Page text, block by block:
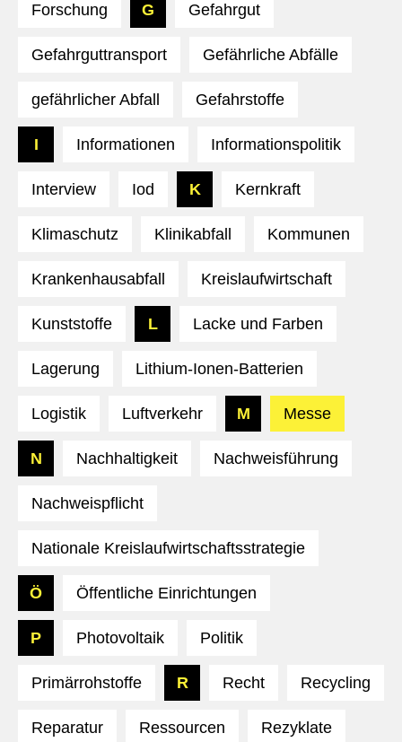
Forschung G Gefahrgut
Gefahrguttransport Gefährliche Abfälle
gefährlicher Abfall Gefahrstoffe
I Informationen Informationspolitik
Interview Iod K Kernkraft
Klimaschutz Klinikabfall Kommunen
Krankenhausabfall Kreislaufwirtschaft
Kunststoffe L Lacke und Farben
Lagerung Lithium-Ionen-Batterien
Logistik Luftverkehr M Messe
N Nachhaltigkeit Nachweisführung
Nachweispflicht
Nationale Kreislaufwirtschaftsstrategie
Ö Öffentliche Einrichtungen
P Photovoltaik Politik
Primärrohstoffe R Recht Recycling
Reparatur Ressourcen Rezyklate